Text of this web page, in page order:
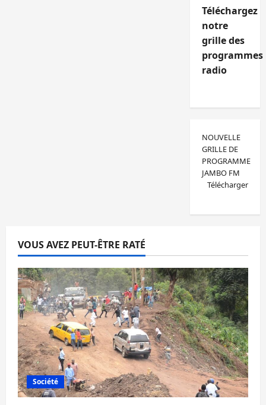
Téléchargez
notre
grille des
programmes
radio
NOUVELLE
GRILLE DE
PROGRAMME
JAMBO FM
Télécharger
VOUS AVEZ PEUT-ÊTRE RATÉ
Société